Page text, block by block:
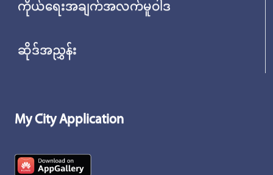
ကိုယ်ရေးအချက်အလက်မူဝါဒ
ဆိုဒ်အညွှန်း
My City Application